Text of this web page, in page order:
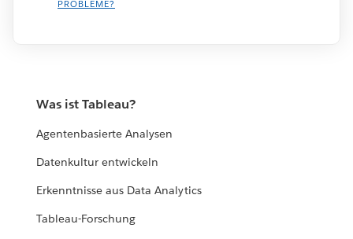
PROBLEME?
Was ist Tableau?
Agentenbasierte Analysen
Datenkultur entwickeln
Erkenntnisse aus Data Analytics
Tableau-Forschung